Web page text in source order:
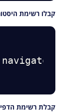
קבלו רשימת
קבלת רשימת